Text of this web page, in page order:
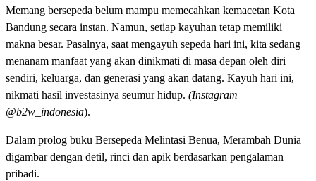
Memang bersepeda belum mampu memecahkan kemacetan Kota
Bandung secara instan. Namun, setiap kayuhan tetap memiliki
makna besar. Pasalnya, saat mengayuh sepeda hari ini, kita sedang
menanam manfaat yang akan dinikmati di masa depan oleh diri
sendiri, keluarga, dan generasi yang akan datang. Kayuh hari ini,
nikmati hasil investasinya seumur hidup. (Instagram
@b2w_indonesia).
Dalam prolog buku Bersepeda Melintasi Benua, Merambah Dunia
digambar dengan detil, rinci dan apik berdasarkan pengalaman
pribadi.